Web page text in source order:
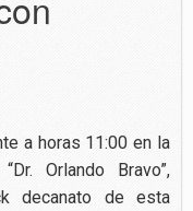
a horas 11:00 en la
Orlando Bravo”,
decanato de esta